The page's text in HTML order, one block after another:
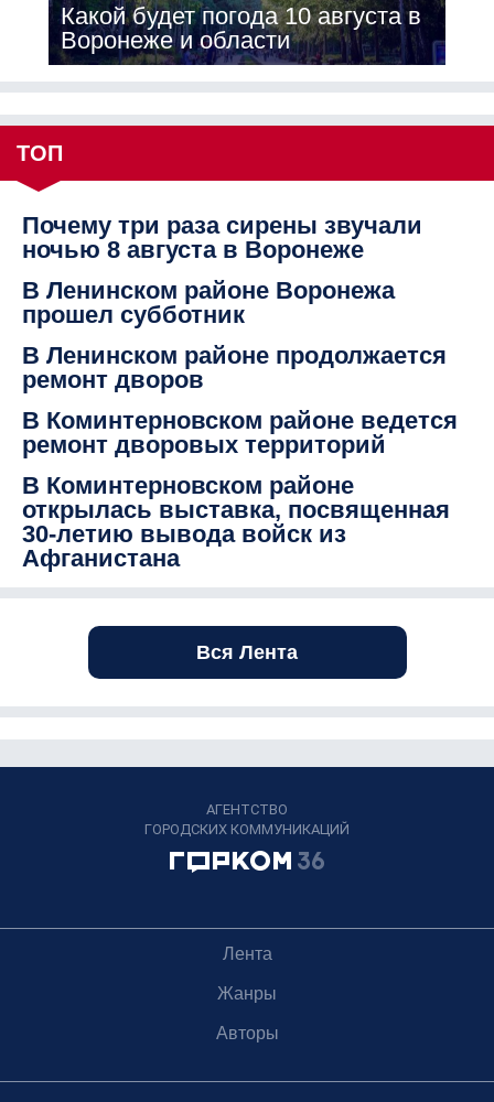
Какой будет погода 10 августа в
Воронеже и области
ТОП
Почему три раза сирены звучали
ночью 8 августа в Воронеже
В Ленинском районе Воронежа
прошел субботник
В Ленинском районе продолжается
ремонт дворов
В Коминтерновском районе ведется
ремонт дворовых территорий
В Коминтерновском районе
открылась выставка, посвященная
30-летию вывода войск из
Афганистана
Вся Лента
АГЕНТСТВО
ГОРОДСКИХ КОММУНИКАЦИЙ
Лента
Жанры
Авторы